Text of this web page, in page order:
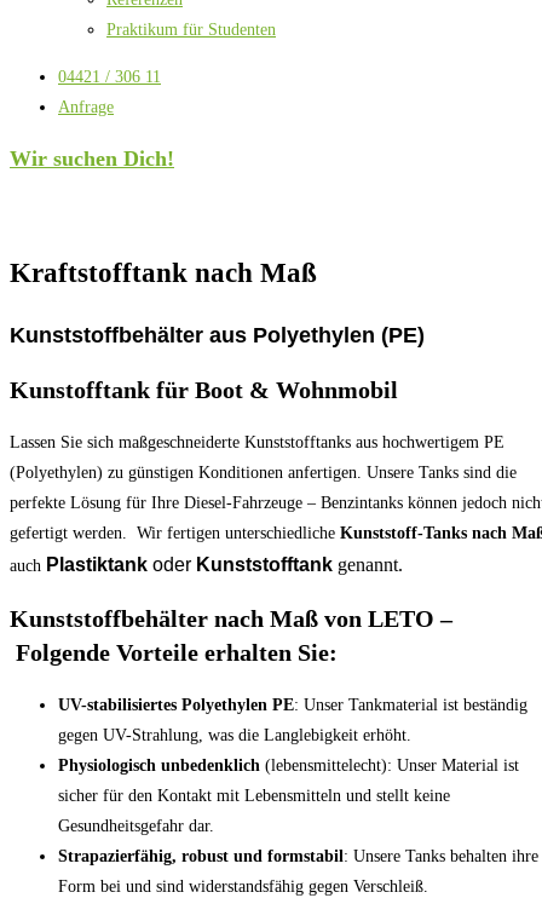
Praktikum für Studenten
04421 / 306 11
Anfrage
Wir suchen Dich!
Kraftstofftank nach Maß
Kunststoffbehälter aus Polyethylen (PE)
Kunstofftank für Boot & Wohnmobil
Lassen Sie sich maßgeschneiderte Kunststofftanks aus hochwertigem PE
(Polyethylen) zu günstigen Konditionen anfertigen. Unsere Tanks sind die
perfekte Lösung für Ihre Diesel-Fahrzeuge – Benzintanks können jedoch
gefertigt werden. Wir fertigen unterschiedliche Kunststoff-Tanks nach
auch Plastiktank oder Kunststofftank genannt.
Kunststoffbehälter nach Maß von LETO –
Folgende Vorteile erhalten Sie:
UV-stabilisiertes Polyethylen PE: Unser Tankmaterial ist beständig
gegen UV-Strahlung, was die Langlebigkeit erhöht.
Physiologisch unbedenklich (lebensmittelecht): Unser Material ist
sicher für den Kontakt mit Lebensmitteln und stellt keine
Gesundheitsgefahr dar.
Strapazierfähig, robust und formstabil : Unsere Tanks behalten ihre
Form bei und sind widerstandsfähig gegen Verschleiß.